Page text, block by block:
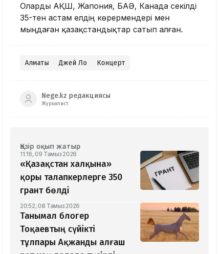
Оларды АҚШ, Жапония, БАӘ, Канада секілді
35-тен астам елдің көрермендері мен
мыңдаған қазақстандықтар сатып алған.
Алматы Джей Ло Концерт
Nege.kz редакциясы
Журналист
Қазір оқып жатыр
11:16, 09 Тамыз 2026
«Қазақстан халқына»
қоры талапкерлерге 350
грант бөлді
20:52, 08 Тамыз 2026
Танымал блогер
Тоқаевтың сүйікті
тұлпары Ақжанды алғаш